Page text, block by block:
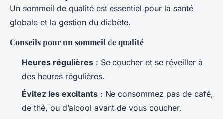
Un sommeil de qualité est essentiel pour la santé
globale et la gestion du diabète.
Conseils pour un sommeil de qualité
Heures régulières : Se coucher et se réveiller à
des heures régulières.
Évitez les excitants : Ne consommez pas de café,
de thé, ou d’alcool avant de vous coucher.